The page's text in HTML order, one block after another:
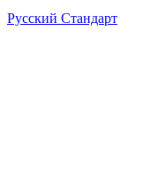
Русский Стандарт